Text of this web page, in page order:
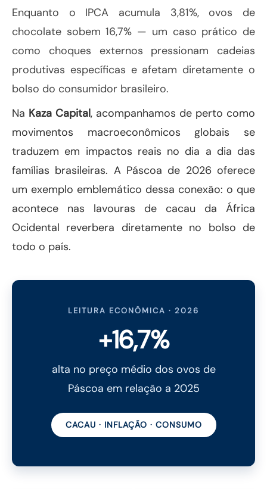
Enquanto o IPCA acumula 3,81%, ovos de
chocolate sobem 16,7% — um caso prático de
como choques externos pressionam cadeias
produtivas específicas e afetam diretamente o
bolso do consumidor brasileiro.
Na Kaza Capital, acompanhamos de perto como
movimentos macroeconômicos globais se
traduzem em impactos reais no dia a dia das
famílias brasileiras. A Páscoa de 2026 oferece
um exemplo emblemático dessa conexão: o que
acontece nas lavouras de cacau da África
Ocidental reverbera diretamente no bolso de
todo o país.
LEITURA ECONÔMICA · 2026
+16,7%
alta no preço médio dos ovos de
Páscoa em relação a 2025
CACAU · INFLAÇÃO · CONSUMO